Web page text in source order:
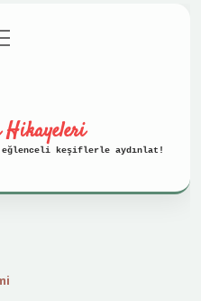
Politikası
keşiflerle aydınlat!